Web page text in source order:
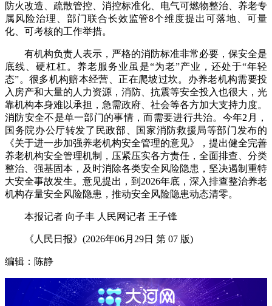
防火改造、疏散管控、消控标准化、电气可燃物整治、养老专
属风险治理、部门联合长效监管8个维度提出可落地、可量
化、可考核的工作举措。
有机构负责人表示，严格的消防标准非常必要，保安全是
底线、硬杠杠。养老服务业虽是“为老”产业，还处于“年轻
态”。很多机构赔本经营、正在爬坡过坎。办养老机构需要投
入房产和大量的人力资源，消防、抗震等安全投入也很大，光
靠机构本身难以承担，急需政府、社会等各方加大支持力度。
消防安全不是单一部门的事情，而需要进行共治。今年2月，
国务院办公厅转发了民政部、国家消防救援局等部门发布的
《关于进一步加强养老机构安全管理的意见》，提出健全完善
养老机构安全管理机制，压紧压实各方责任，全面排查、分类
整治、强基固本，及时消除各类安全风险隐患，坚决遏制重特
大安全事故发生。意见提出，到2026年底，深入排查整治养老
机构存量安全风险隐患，推动安全风险隐患动态清零。
本报记者 向子丰 人民网记者 王子锋
《人民日报》(2026年06月29日 第 07 版)
编辑：陈静